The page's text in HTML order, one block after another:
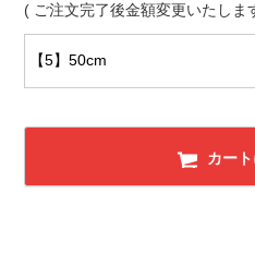
( ご注文完了後金額変更いたしま
カー